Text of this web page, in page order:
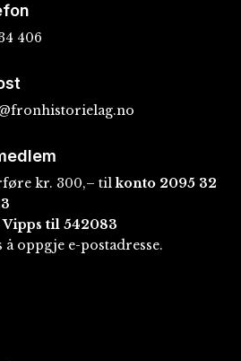
406
kr. 300,– tilkonto 2095 32
Vipps til 542083
å oppgje e-postadresse.